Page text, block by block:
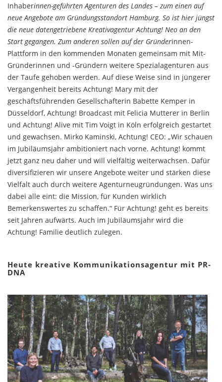
Inhaberinnen-geführten Agenturen des Landes – zum einen auf
neue Angebote am Gründungsstandort Hamburg. So ist hier jüngst
die neue datengetriebene Kreativagentur Achtung! Neo an den
Start gegangen. Zum anderen sollen auf der Gründerinnen-
Plattform in den kommenden Monaten gemeinsam mit Mit-
Gründerinnen und -Gründern weitere Spezialagenturen aus
der Taufe gehoben werden. Auf diese Weise sind in jüngerer
Vergangenheit bereits Achtung! Mary mit der
geschäftsführenden Gesellschafterin Babette Kemper in
Düsseldorf, Achtung! Broadcast mit Felicia Mutterer in Berlin
und Achtung! Alive mit Tim Voigt in Köln erfolgreich gestartet
und gewachsen. Mirko Kaminski, Achtung! CEO: „Wir schauen
im Jubiläumsjahr ambitioniert nach vorne. Achtung! kommt
jetzt ganz neu daher und will vielfältig weiterwachsen. Dafür
diversifizieren wir unsere Angebote weiter und stärken diese
Vielfalt auch durch weitere Agenturneugründungen. Was uns
dabei alle eint: die Mission, für Kunden wirklich
Bemerkenswertes zu schaffen.“ Für Achtung! geht es bereits
seit Jahren aufwärts. Auch im Jubiläumsjahr wird die
Achtung! Familie deutlich zulegen.
Heute kreative Kommunikationsagentur mit PR-
DNA